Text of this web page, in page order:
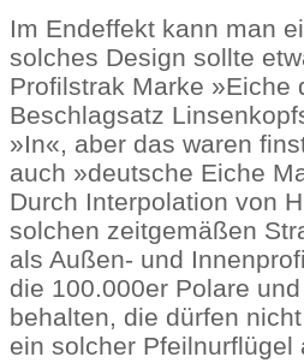
Im Endeffekt kann man
solches Design sollte
Profilstrak Marke »Eiche
Beschlagsatz
»In«, aber das waren
auch »deutsche Eiche
Durch Interpolation von
solchen zeitgemäßen
als Außen- und
die 100.000er Polare
behalten, die dürfen
ein solcher